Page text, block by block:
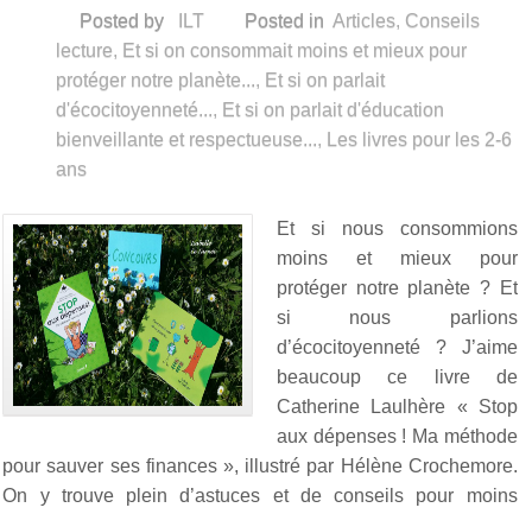
Posted by ILT Posted in Articles, Conseils
lecture, Et si on consommait moins et mieux pour
protéger notre planète..., Et si on parlait
d'écocitoyenneté..., Et si on parlait d'éducation
bienveillante et respectueuse...,
Les livres pour les 2-6
ans
Et si nous consommions
moins et mieux pour
protéger notre planète ? Et
si nous parlions
d’écocitoyenneté ? J’aime
beaucoup ce livre de
Catherine Laulhère « Stop
aux dépenses ! Ma méthode
pour sauver ses finances », illustré par Hélène Crochemore.
On y trouve plein d’astuces et de conseils pour moins